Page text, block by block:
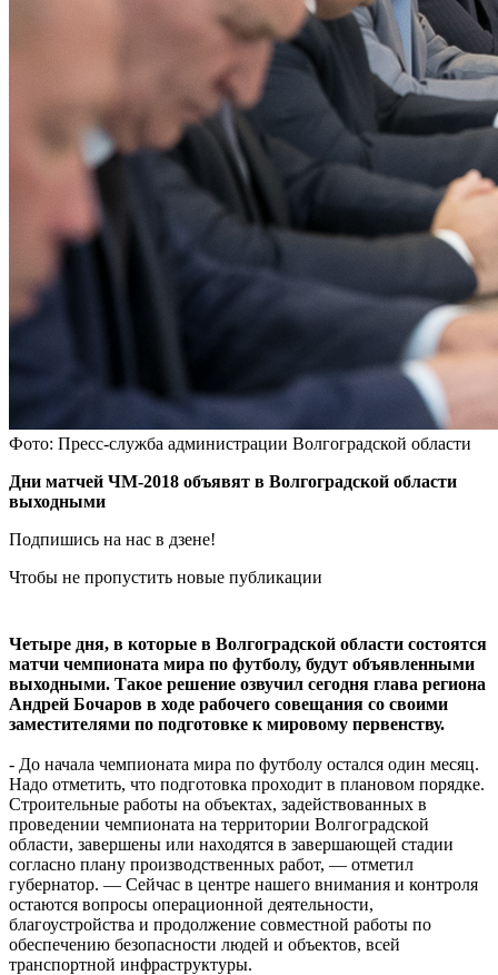
Фото: Пресс-служба администрации Волгоградской области
Дни матчей ЧМ-2018 объявят в Волгоградской области
выходными
Подпишись на нас в дзене!
Чтобы не пропустить новые публикации
Четыре дня, в которые в Волгоградской области состоятся
матчи чемпионата мира по футболу, будут объявленными
выходными. Такое решение озвучил сегодня глава региона
Андрей Бочаров в ходе рабочего совещания со своими
заместителями по подготовке к мировому первенству.
- До начала чемпионата мира по футболу остался один месяц.
Надо отметить, что подготовка проходит в плановом порядке.
Строительные работы на объектах, задействованных в
проведении чемпионата на территории Волгоградской
области, завершены или находятся в завершающей стадии
согласно плану производственных работ, — отметил
губернатор. — Сейчас в центре нашего внимания и контроля
остаются вопросы операционной деятельности,
благоустройства и продолжение совместной работы по
обеспечению безопасности людей и объектов, всей
транспортной инфраструктуры.